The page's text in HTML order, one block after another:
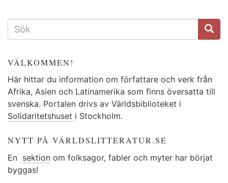
SÖKFORMULÄR
VÄLKOMMEN!
Här hittar du information om författare och verk från
Afrika, Asien och Latinamerika som finns översatta till
svenska. Portalen drivs av Världsbiblioteket i
Solidaritetshuset i Stockholm.
NYTT PÅ VÄRLDSLITTERATUR.SE
En sektion om folksagor, fabler och myter har börjat
byggas!